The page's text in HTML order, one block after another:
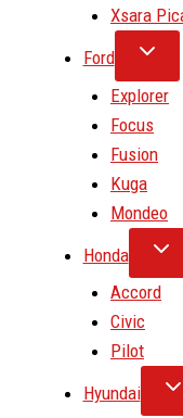
Xsara
Ford
Explorer
Focus
Fusion
Kuga
Mondeo
Honda
Accord
Civic
Pilot
Hyundai